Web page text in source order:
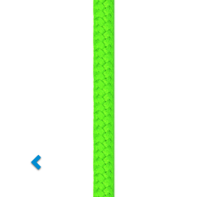
Previous